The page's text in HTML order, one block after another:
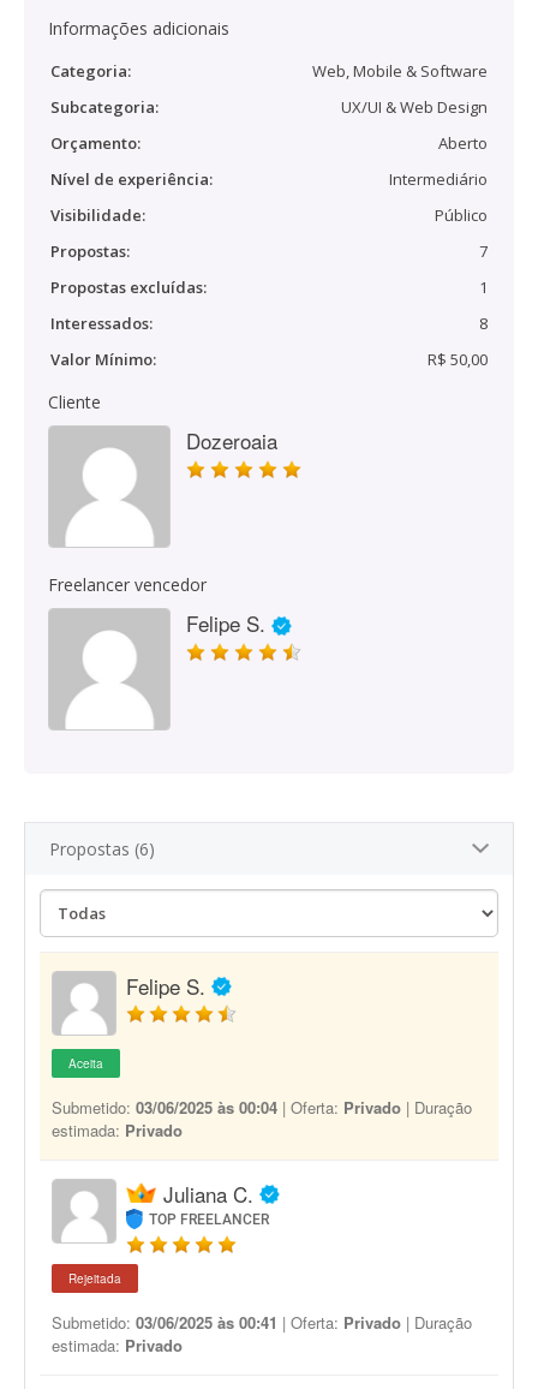
Informações adicionais
Categoria:
Web, Mobile & Software
Subcategoria:
UX/UI & Web Design
Orçamento:
Aberto
Nível de experiência:
Intermediário
Visibilidade:
Público
Propostas:
7
Propostas excluídas:
1
Interessados:
8
Valor Mínimo:
R$ 50,00
Cliente
Dozeroaia
Freelancer vencedor
Felipe S.
Propostas (6)
Felipe S.
Aceita
Submetido: 03/06/2025 às 00:04 | Oferta: Privado | Duração
estimada: Privado
Juliana C.
TOP FREELANCER
Rejeitada
Submetido: 03/06/2025 às 00:41 | Oferta: Privado | Duração
estimada: Privado